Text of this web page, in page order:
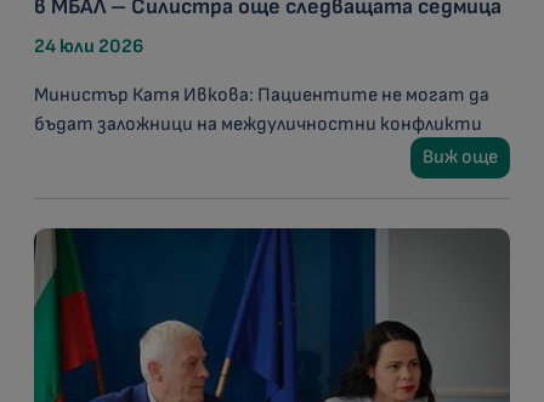
в МБАЛ – Силистра още следващата седмица
24 юли 2026
Министър Катя Ивкова: Пациентите не могат да
бъдат заложници на междуличностни конфликти
Виж още